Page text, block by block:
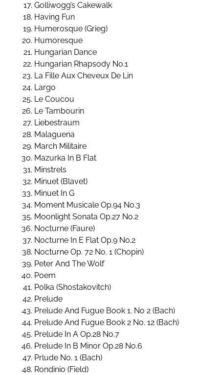
Golliwogg’s Cakewalk
Having Fun
Humerosque (Grieg)
Humoresque
Hungarian Dance
Hungarian Rhapsody No.1
La Fille Aux Cheveux De Lin
Largo
Le Coucou
Le Tambourin
Liebestraum
Malaguena
March Militaire
Mazurka In B Flat
Minstrels
Minuet (Blavet)
Minuet In G
Moment Musicale Op.94 No.3
Moonlight Sonata Op.27 No.2
Nocturne (Faure)
Nocturne In E Flat Op.9 No.2
Nocturne Op. 72 No. 1 (Chopin)
Peter And The Wolf
Poem
Polka (Shostakovitch)
Prelude
Prelude And Fugue Book 1. No 2 (Bach)
Prelude And Fugue Book 2 No. 12 (Bach)
Prelude In A Op.28 No.7
Prelude In B Minor Op.28 No.6
Prlude No. 1 (Bach)
Rondinio (Field)